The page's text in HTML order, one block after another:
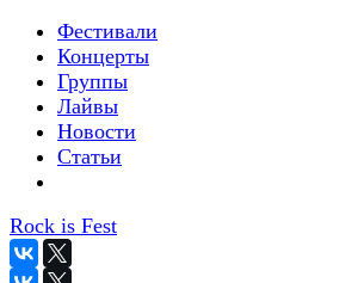
Фестивали
Концерты
Группы
Лайвы
Новости
Статьи
Rock is Fest